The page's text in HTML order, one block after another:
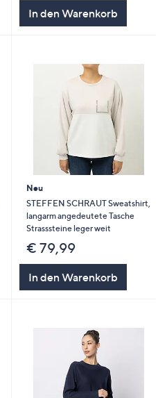
In den Warenkorb
Neu
STEFFEN SCHRAUT Sweatshirt,
langarm angedeutete Tasche
Strasssteine leger weit
€ 79,99
In den Warenkorb